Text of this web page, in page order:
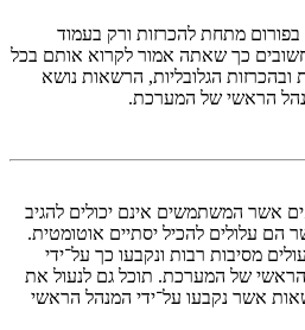
בפורום מתחת להכרזות ורק בעמוד
כך שאתה אמור לקרוא אותם בכל
ובהכרזות הגלובליות, הרשאות נושא
הראשי של המערכת.
אשר המשתמשים אינם יכולים להגיב
הם עלולים להכיל יסתיים אוטומטית.
מסיבות רבות ונקבעו כך על־ידי
של המערכת. תוכל גם לנעול את
אשר נקבעו על־ידי המנהל הראשי